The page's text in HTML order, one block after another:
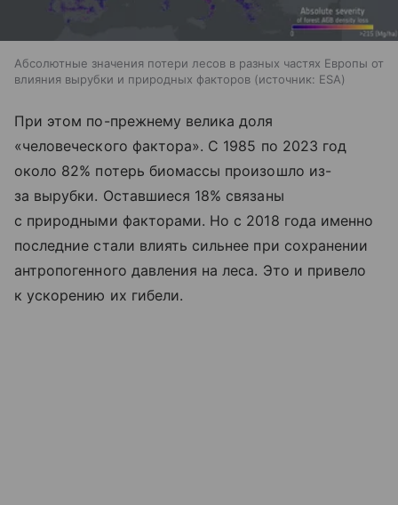
Абсолютные значения потери лесов в разных частях Европы от
влияния вырубки и природных факторов
источник: ESA
При этом по-прежнему велика доля
«человеческого фактора». С 1985 по 2023 год
около 82% потерь биомассы произошло из-
за вырубки. Оставшиеся 18% связаны
с природными факторами. Но с 2018 года именно
последние стали влиять сильнее при сохранении
антропогенного давления на леса. Это и привело
к ускорению их гибели.